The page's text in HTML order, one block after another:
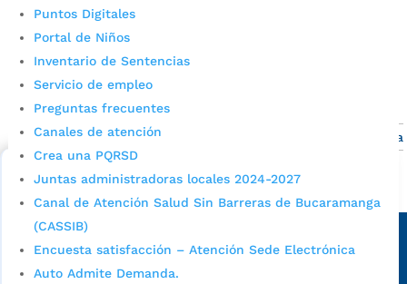
Puntos Digitales
Portal de Niños
Inventario de Sentencias
Servicio de empleo
Preguntas frecuentes
Canales de atención
Crea una PQRSD
Juntas administradoras locales 2024-2027
Canal de Atención Salud Sin Barreras de Bucaramanga
(CASSIB)
Encuesta satisfacción – Atención Sede Electrónica
Auto Admite Demanda.
Familliares Ciudad Hogares Felices Dentro del
marco del Plan de Desarrollo del Municipio de
Bucaramanga 2016-2019, “Gobierno de las
ciudadanas y los ciudadanos”, atendiendo a su
filosofía establecida en el Plan de Gobierno...
1 2 3 4
Última
»
Alcaldía de Bucaramanga
Sede principal